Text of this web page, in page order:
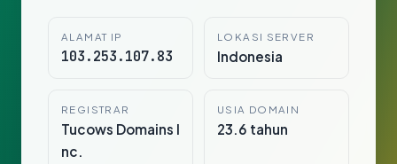
ALAMAT IP
103.253.107.83
LOKASI SERVER
Indonesia
REGISTRAR
Tucows Domains I
nc.
USIA DOMAIN
23.6 tahun